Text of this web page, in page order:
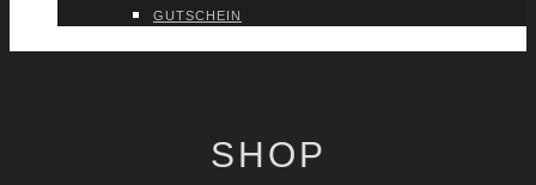
GUT­SCHEIN
SHOP